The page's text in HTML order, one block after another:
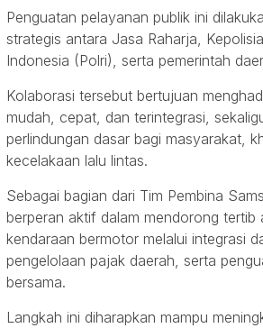
Penguatan pelayanan publik ini
strategis antara Jasa Raharja,
Indonesia (Polri), serta pemerintah
Kolaborasi tersebut bertujuan
mudah, cepat, dan terintegrasi,
perlindungan dasar bagi masyarakat,
kecelakaan lalu lintas.
Sebagai bagian dari Tim Pembina
berperan aktif dalam mendorong tertib
kendaraan bermotor melalui integrasi
pengelolaan pajak daerah, serta
bersama.
Langkah ini diharapkan mampu